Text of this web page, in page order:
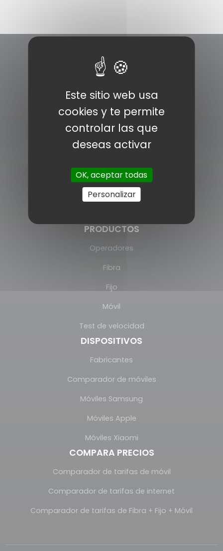
INFORMACÍON
Pólitica de cookies
Prensa
Política de privacidad
PRODUCTOS
Operadores
Fibra
Fijo
Móvil
Test de velocidad
DISPOSITIVOS
Fabricantes
Comparador de móviles
Móviles Samsung
Móviles Apple
Móviles Xiaomi
COMPARA PRECIOS
Comparador de tarifas de móvil
Comparador de tarifas de internet
Comparador de tarifas de Fibra + Fijo + Móvil
Este sitio web usa
cookies y te permite
controlar las que
deseas activar
OK, aceptar todas
Personalizar